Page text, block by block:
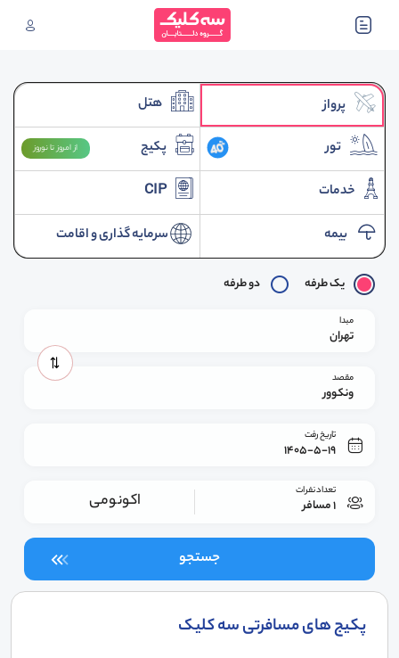
پرواز هتل
تور پکیج از امروز تا نوروز
خدمات CIP
بیمه سرمایه گذاری و اقامت
یک طرفه دو طرفه
مبدا
تهران
مقصد
ونکوور
تاریخ رفت
1405-5-19
تعداد نفرات
1 مسافر اکونومی
جستجو
پکیج های مسافرتی سه کلیک